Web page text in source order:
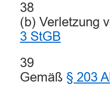
38
(b) Verletzung
3 StGB
39
Gemäß § 203